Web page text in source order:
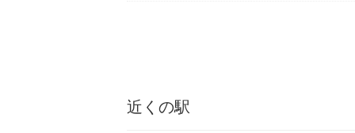
近くの駅